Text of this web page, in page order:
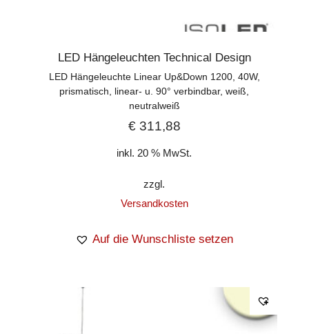
LED Hängeleuchten Technical Design
LED Hängeleuchte Linear Up&Down 1200, 40W,
prismatisch, linear- u. 90° verbindbar, weiß,
neutralweiß
€311,88
inkl. 20 % MwSt.
zzgl.
Versandkosten
Auf die Wunschliste setzen